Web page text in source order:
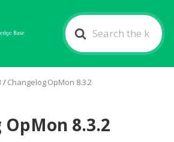
Search
For
/Changelog OpMon 8.3.2
OpMon 8.3.2